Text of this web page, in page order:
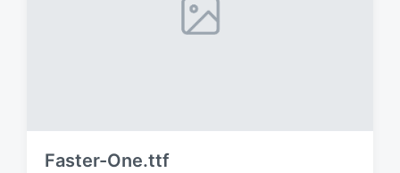
Faster-One.ttf